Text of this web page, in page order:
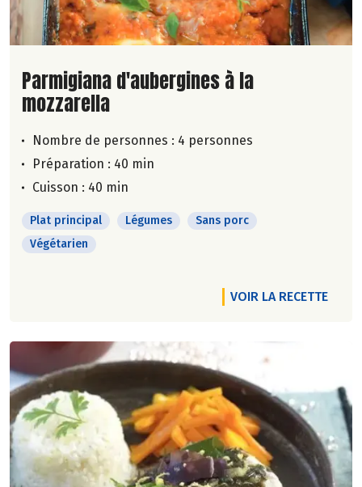
Lire la suite de la recette
Parmigiana d'aubergines à la
mozzarella
Nombre de personnes : 4 personnes
Préparation : 40 min
Cuisson : 40 min
Plat principal Légumes
Sans porc
Végétarien
VOIR LA RECETTE